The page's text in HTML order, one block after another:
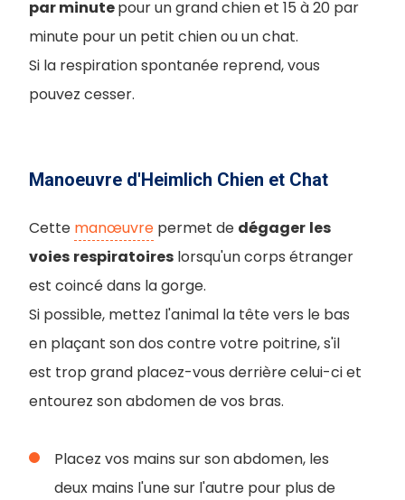
par minutepour un grand chien et 15 à 20 par
minute pour un petit chien ou un chat.
Si la respiration spontanée reprend, vous
pouvez cesser.
Manoeuvre d'Heimlich Chien et Chat
Cette manœuvre permet de dégager les
voies respiratoires lorsqu'un corps étranger
est coincé dans la gorge.
Si possible, mettez l'animal la tête vers le bas
en plaçant son dos contre votre poitrine, s'il
est trop grand placez-vous derrière celui-ci et
entourez son abdomen de vos bras.
Placez vos mains sur son abdomen, les
deux mains l'une sur l'autre pour plus de